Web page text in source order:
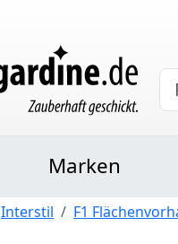
Marken
Interstil F1